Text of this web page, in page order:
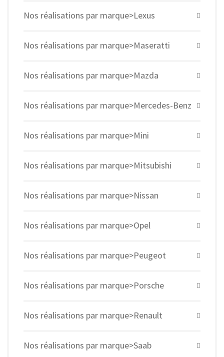
Nos réalisations par marque>Lexus
Nos réalisations par marque>Maseratti
Nos réalisations par marque>Mazda
Nos réalisations par marque>Mercedes-Benz
Nos réalisations par marque>Mini
Nos réalisations par marque>Mitsubishi
Nos réalisations par marque>Nissan
Nos réalisations par marque>Opel
Nos réalisations par marque>Peugeot
Nos réalisations par marque>Porsche
Nos réalisations par marque>Renault
Nos réalisations par marque>Saab